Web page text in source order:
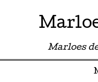
Marloes